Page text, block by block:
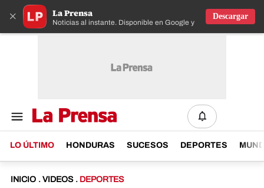
× La Prensa
Noticias al instante. Disponible en Google y IOS
Descargar
LO ÚLTIMO HONDURAS SUCESOS DEPORTES
INICIO . VIDEOS . DEPORTES